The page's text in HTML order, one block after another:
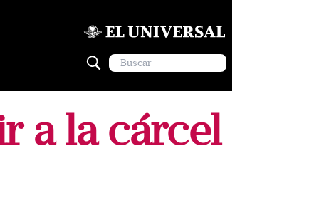
a la cárcel